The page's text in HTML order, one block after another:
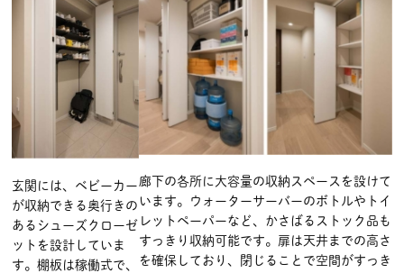
玄関には、ベビーカー
が収納できる奥行きの
あるシューズクローゼ
ットを設計していま
す。棚板は稼働式で、
廊下の各所に大容量の収納スペースを設けて
います。ウォーターサーバーのボトルやトイ
レットペーパーなど、かさばるストック品も
すっきり収納可能です。扉は天井までの高さ
を確保しており、閉じることで空間がすっき